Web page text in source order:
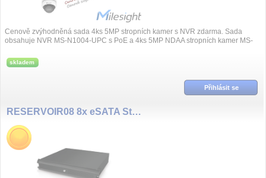
Cenově zvýhodněná sada 4ks 5MP stropních kamer s NVR zdarma. Sada
obsahuje NVR MS-N1004-UPC s PoE a 4ks 5MP NDAA stropních kamer MS-
skladem
Přihlásit se
RESERVOIR08 8x eSATA Storage